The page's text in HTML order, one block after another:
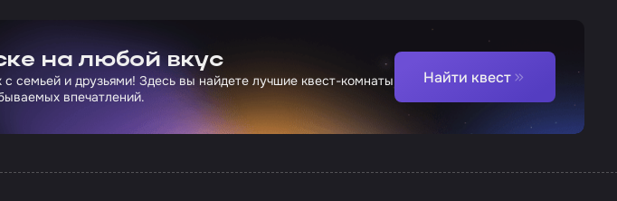
на любой вкус
семьей и друзьями! Здесь вы найдете лучшие квест-комнаты
впечатлений.
Найти квест